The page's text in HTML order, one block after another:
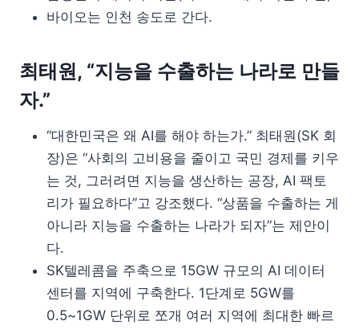
바이오는 인천 송도로 간다.
최태원, “지능을 수출하는 나라로 만들
자.”
“대한민국은 왜 AI를 해야 하는가.” 최태원(SK 회
장)은 “사회의 고비용을 줄이고 국민 경제를 키우
는 것, 그러려면 지능을 생산하는 공장, AI 팩토
리가 필요하다”고 강조했다. “상품을 수출하는 게
아니라 지능을 수출하는 나라가 되자”는 제안이
다.
SK텔레콤을 주축으로 15GW 규모의 AI 데이터
센터를 지역에 구축한다. 1단계로 5GW를
0.5~1GW 단위로 쪼개 여러 지역에 최대한 빠르